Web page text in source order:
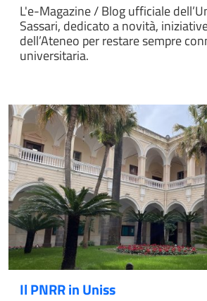
L'e-Magazine / Blog ufficiale
Sassari, dedicato a novità,
dell’Ateneo per restare sempre
universitaria.
Il PNRR in Uniss